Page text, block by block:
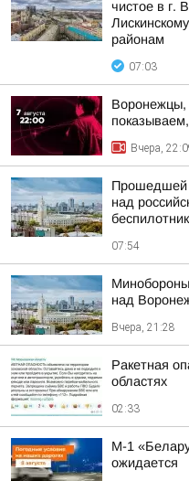
чистое в г.
районам
07:03
Воронежцы,
Вчера,
Прошедшей
над
07:54
над
Вчера, 21:28
Ракетная
областях
02:33
М-1
ожидается